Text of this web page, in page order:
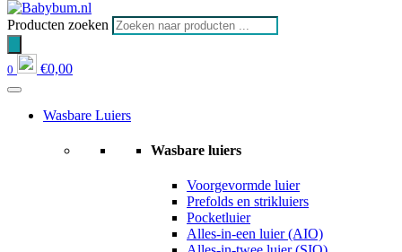
Producten zoeken
0 €0,00
Wasbare Luiers
Wasbare luiers
Voorgevormde luier
Prefolds en strikluiers
Pocketluier
Alles-in-een luier (AIO)